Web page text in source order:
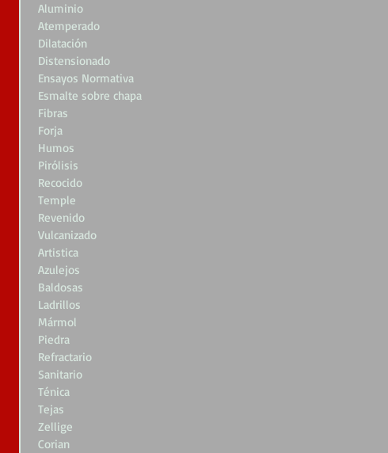
Aluminio
Atemperado
Dilatación
Distensionado
Ensayos Normativa
Esmalte sobre chapa
Fibras
Forja
Humos
Pirólisis
Recocido
Temple
Revenido
Vulcanizado
Artistica
Azulejos
Baldosas
Ladrillos
Mármol
Piedra
Refractario
Sanitario
Ténica
Tejas
Zellige
Corian